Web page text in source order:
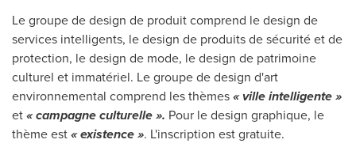
Le groupe de design de produit comprend le design de
services intelligents, le design de produits de sécurité et de
protection, le design de mode, le design de patrimoine
culturel et immatériel. Le groupe de design d'art
environnemental comprend les thèmes« ville intelligente »
et« campagne culturelle ». Pour le design graphique, le
thème est« existence ». L'inscription est gratuite.